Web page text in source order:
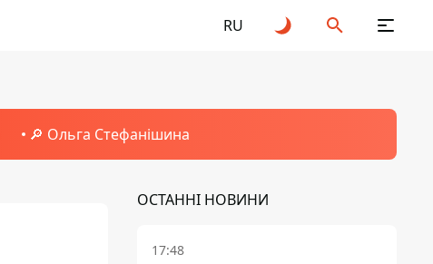
RU
🔎 Ольга Стефанішина
ОСТАННІ НОВИНИ
17:48